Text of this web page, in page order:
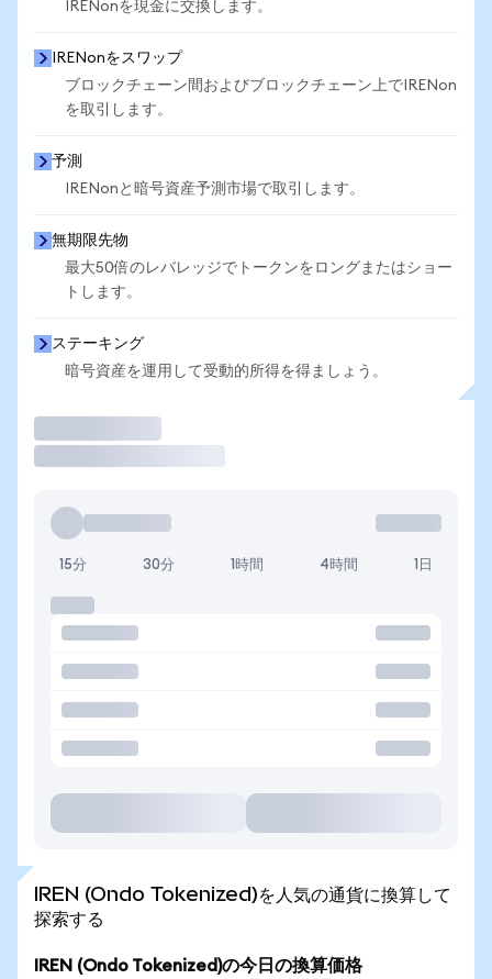
IRENonを現金に交換します。
IRENonをスワップ
ブロックチェーン間およびブロックチェーン上でIRENon
を取引します。
予測
IRENonと暗号資産予測市場で取引します。
無期限先物
最大50倍のレバレッジでトークンをロングまたはショー
トします。
ステーキング
暗号資産を運用して受動的所得を得ましょう。
15分 30分 1時間 4時間 1日
IREN (Ondo Tokenized)を人気の通貨に換算して
探索する
IREN (Ondo Tokenized)の今日の換算価格